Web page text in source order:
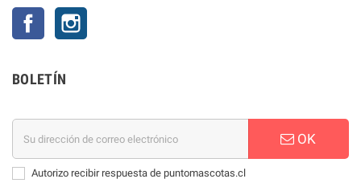
Facebook
BOLETÍN
OK
Autorizo recibir respuesta de puntomascotas.cl